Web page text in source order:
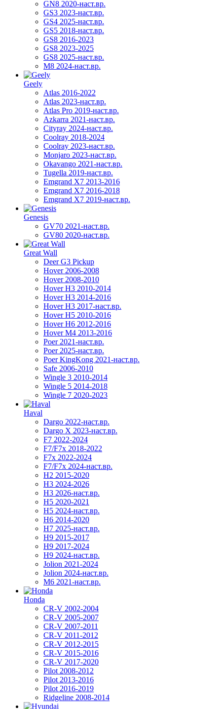
GN8 2020-наст.вр.
GS3 2023-наст.вр.
GS4 2025-наст.вр.
GS5 2018-наст.вр.
GS8 2016-2023
GS8 2023-2025
GS8 2025-наст.вр.
M8 2024-наст.вр.
Geely
Atlas 2016-2022
Atlas 2023-наст.вр.
Atlas Pro 2019-наст.вр.
Azkarra 2021-наст.вр.
Cityray 2024-наст.вр.
Coolray 2018-2024
Coolray 2023-наст.вр.
Monjaro 2023-наст.вр.
Okavango 2021-наст.вр.
Tugella 2019-наст.вр.
Emgrand Х7 2013-2016
Emgrand X7 2016-2018
Emgrand X7 2019-наст.вр.
Genesis
GV70 2021-наст.вр.
GV80 2020-наст.вр.
Great Wall
Deer G3 Pickup
Hover 2006-2008
Hover 2008-2010
Hover H3 2010-2014
Hover H3 2014-2016
Hover H3 2017-наст.вр.
Hover H5 2010-2016
Hover H6 2012-2016
Hover M4 2013-2016
Poer 2021-наст.вр.
Poer 2025-наст.вр.
Poer KingKong 2021-наст.вр.
Safe 2006-2010
Wingle 3 2010-2014
Wingle 5 2014-2018
Wingle 7 2020-2023
Haval
Dargo 2022-наст.вр.
Dargo X 2023-наст.вр.
F7 2022-2024
F7/F7x 2018-2022
F7x 2022-2024
F7/F7x 2024-наст.вр.
H2 2015-2020
H3 2024-2026
H3 2026-наст.вр.
H5 2020-2021
H5 2024-наст.вр.
H6 2014-2020
H7 2025-наст.вр.
H9 2015-2017
H9 2017-2024
H9 2024-наст.вр.
Jolion 2021-2024
Jolion 2024-наст.вр.
М6 2021-наст.вр.
Honda
CR-V 2002-2004
CR-V 2005-2007
CR-V 2007-2011
CR-V 2011-2012
CR-V 2012-2015
CR-V 2015-2016
CR-V 2017-2020
Pilot 2008-2012
Pilot 2013-2016
Pilot 2016-2019
Ridgeline 2008-2014